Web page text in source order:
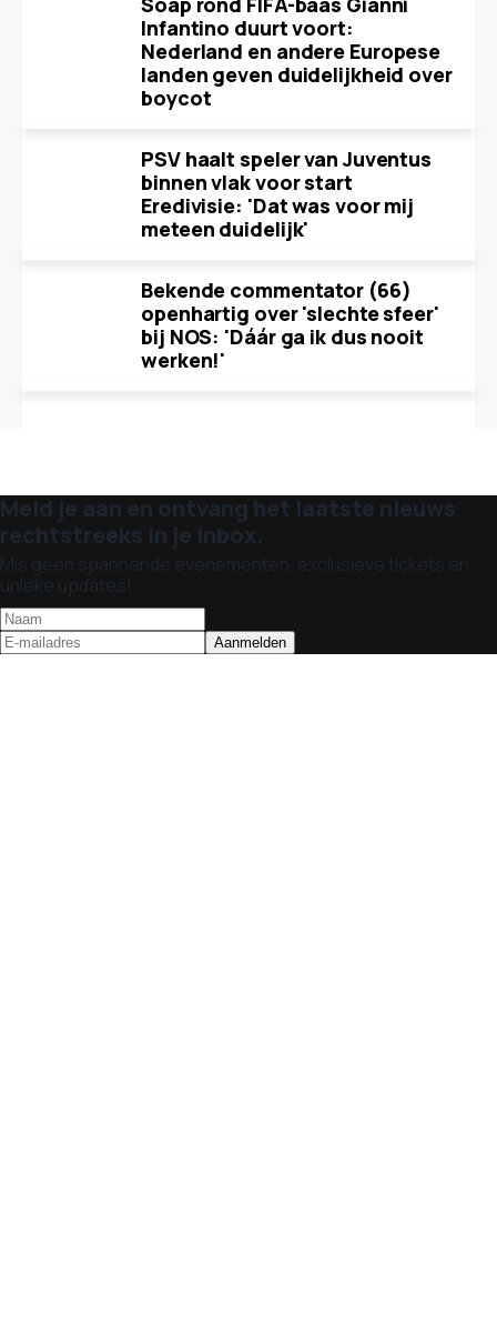
Infantino duurt voort:
Nederland en andere Europese
landen geven duidelijkheid over
boycot
PSV haalt speler van Juventus
binnen vlak voor start
Eredivisie: 'Dat was voor mij
meteen duidelijk'
Bekende commentator (66)
openhartig over 'slechte sfeer'
bij NOS: 'Dáár ga ik dus nooit
werken!'
Meld je aan en ontvang het laatste nieuws
rechtstreeks in je inbox.
Mis geen spannende evenementen, exclusieve tickets en
unieke updates!